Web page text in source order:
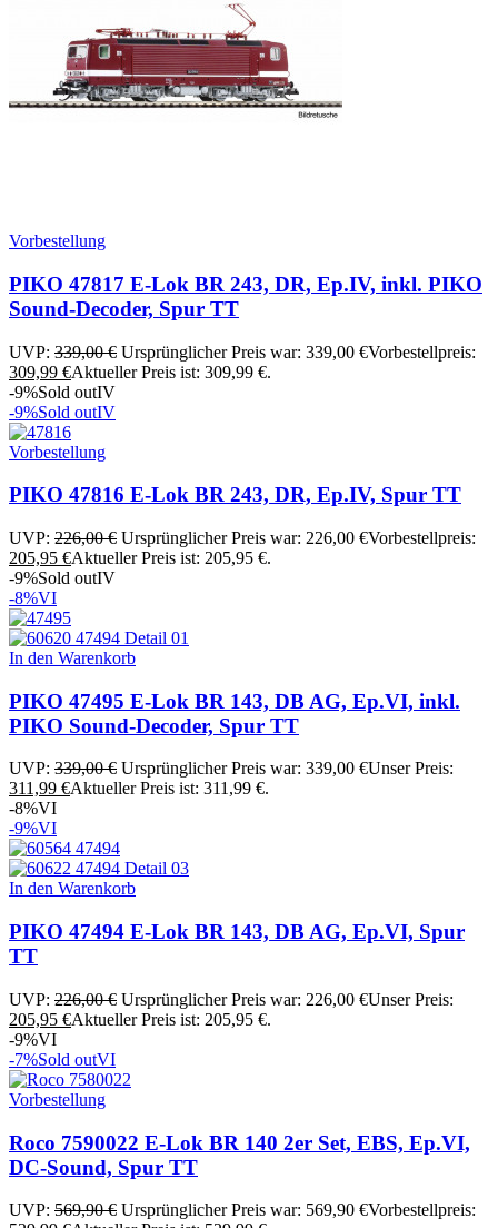
Vorbestellung
PIKO 47817 E-Lok BR 243, DR, Ep.IV, inkl. PIKO
Sound-Decoder, Spur TT
UVP: 339,00€ Ursprünglicher Preis war: 339,00 €Vorbestellpreis:
309,99 €Aktueller Preis ist: 309,99 €.
-9%Sold outIV
-9%Sold outIV
Vorbestellung
PIKO 47816 E-Lok BR 243, DR, Ep.IV, Spur TT
UVP: 226,00€ Ursprünglicher Preis war: 226,00 €Vorbestellpreis:
205,95 €Aktueller Preis ist: 205,95 €.
-9%Sold outIV
-8%VI
In den Warenkorb
PIKO 47495 E-Lok BR 143, DB AG, Ep.VI, inkl.
PIKO Sound-Decoder, Spur TT
UVP: 339,00€ Ursprünglicher Preis war: 339,00 €Unser Preis:
311,99 €Aktueller Preis ist: 311,99 €.
-8%VI
-9%VI
In den Warenkorb
PIKO 47494 E-Lok BR 143, DB AG, Ep.VI, Spur
TT
UVP: 226,00€ Ursprünglicher Preis war: 226,00 €Unser Preis:
205,95 €Aktueller Preis ist: 205,95 €.
-9%VI
-7%Sold outVI
Vorbestellung
Roco 7590022 E-Lok BR 140 2er Set, EBS, Ep.VI,
DC-Sound, Spur TT
UVP: 569,90€ Ursprünglicher Preis war: 569,90 €Vorbestellpreis: